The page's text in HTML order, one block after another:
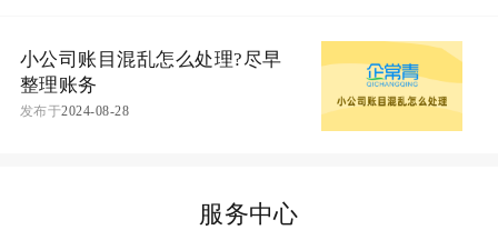
小公司账目混乱怎么处理?尽早
整理账务
发布于2024-08-28
服务中心